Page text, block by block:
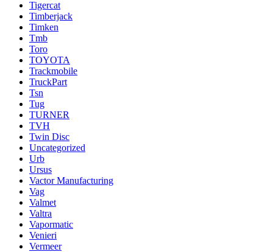
Tigercat
Timberjack
Timken
Tmb
Toro
TOYOTA
Trackmobile
TruckPart
Tsn
Tug
TURNER
TVH
Twin Disc
Uncategorized
Urb
Ursus
Vactor Manufacturing
Vag
Valmet
Valtra
Vapormatic
Venieri
Vermeer